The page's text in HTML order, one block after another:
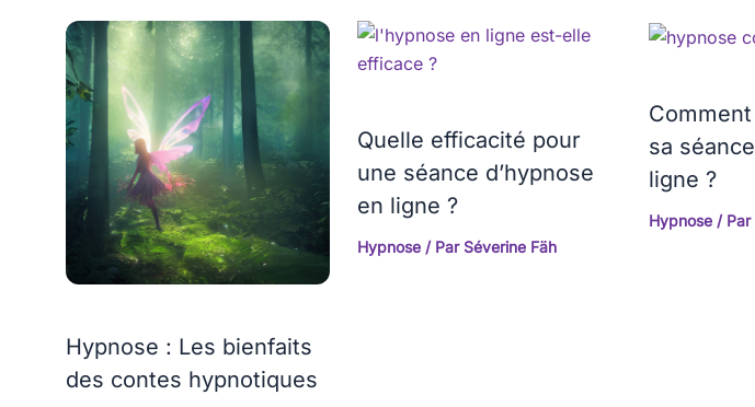
Hypnose : Les bienfaits
des contes hypnotiques
Quelle efficacité pour
une séance d’hypnose
en ligne ?
Hypnose/ Par Séverine Fäh
sa
ligne ?
Hypnose/ Par